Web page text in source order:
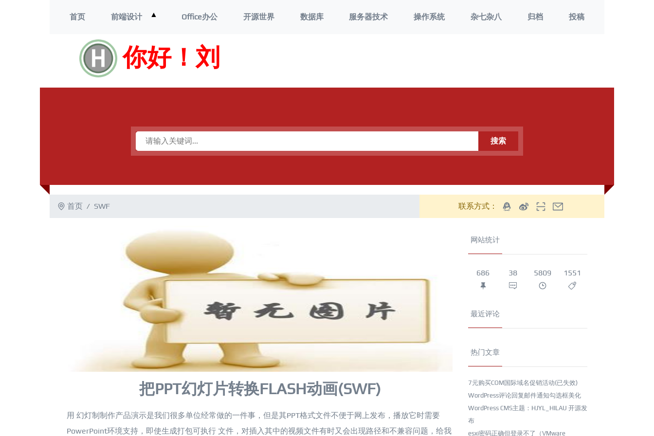
你好！刘
首页 前端设计 ▲
单
Office办公 开源世界 数据库 服务器技术 操作系统 杂七杂八 归档 投稿
搜索
首页 SWF 联系方式：
把PPT幻灯片转换FLASH动画(SWF)
用 幻灯制制作产品演示是我们很多单位经常做的一件事，但是其PPT格式文件不便于网上发布，播放它时需要
PowerPoint环境支持，即使生成打包可执行 文件，对插入其中的视频文件有时又会出现路径和不兼容问题，给我
网站统计
686 38 5809 1551
最近评论
热门文章
7元购买COM国际域名促销活动(已失效)
WordPress评论回复邮件通知勾选框美化
WordPress CMS主题：HJYL_HILAU 开源发
布
esxi密码正确但登录不了（VMware